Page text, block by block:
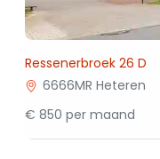
Ressenerbroek 26 D
6666MR Heteren
€ 850 per maand